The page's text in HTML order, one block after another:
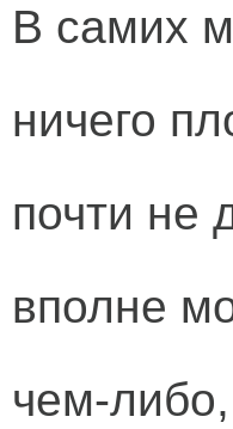
В самих
ничего
почти не
вполне
чем-